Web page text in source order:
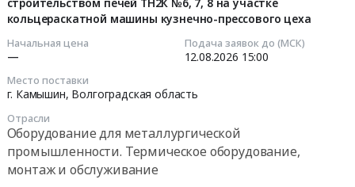
кольцераскатной машины кузнечно-прессового цеха
Начальная цена
—
Подача заявок до (МСК)
12.08.2026 15:00
Место поставки
г. Камышин, Волгоградская область
Отрасли
Оборудование для металлургической
промышленности. Термическое оборудование,
монтаж и обслуживание